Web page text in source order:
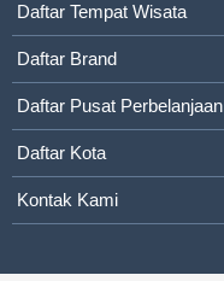
Daftar Tempat Wisata
Daftar Brand
Daftar Pusat Perbelanjaan
Daftar Kota
Kontak Kami